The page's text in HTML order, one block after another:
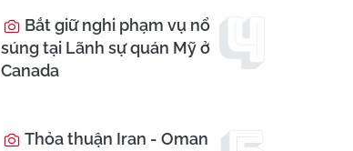
Bắt giữ nghi phạm vụ nổ
súng tại Lãnh sự quán Mỹ ở
Canada
Thỏa thuận Iran - Oman